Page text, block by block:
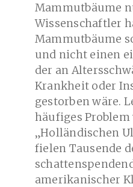
Mammutbäume
Wissenschaftler
Mammutbäume
und nicht einen
der an
Krankheit oder
gestorben wäre.
häufiges Problem
„Holländischen
fielen Tausende
amerikanischer